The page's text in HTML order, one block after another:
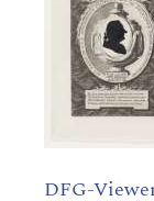
DFG-